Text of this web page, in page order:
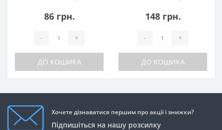
86 грн.
- +
ДО КОШИКА
148 грн.
- +
ДО КОШИКА
Хочете дізнаватися першим про акції і знижки?
Підпишіться на нашу розсилку